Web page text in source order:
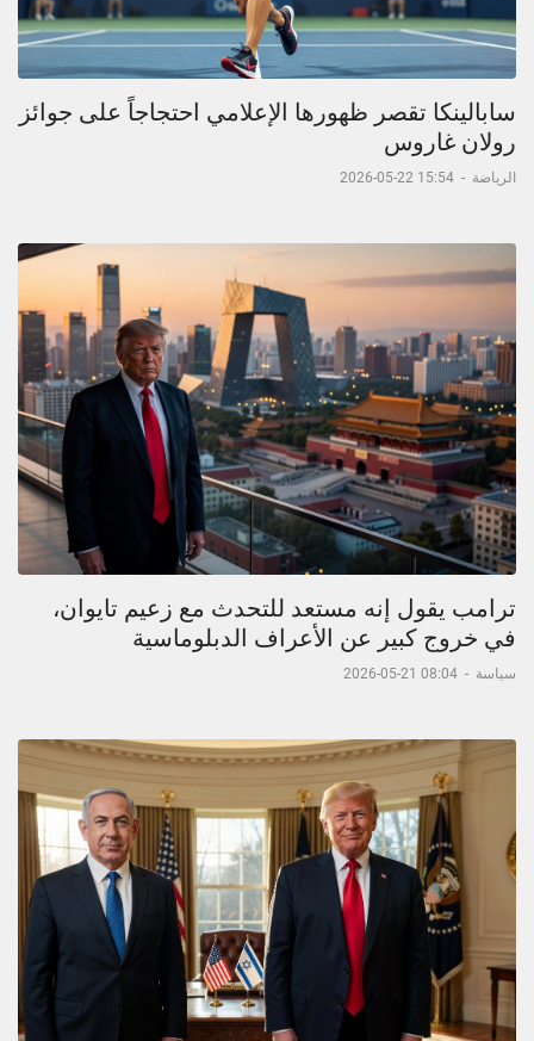
سابالينكا تقصر ظهورها الإعلامي احتجاجاً على جوائز
رولان غاروس
الرياضة -
15:54 22-05-2026
ترامب يقول إنه مستعد للتحدث مع زعيم تايوان،
في خروج كبير عن الأعراف الدبلوماسية
سياسة -
08:04 21-05-2026